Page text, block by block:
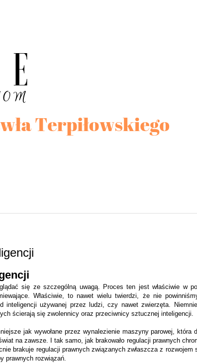
się ze szczególną uwagą. Proces ten jest właściwie w
Właściwie, to nawet wielu twierdzi, że nie
inteligencji używanej przez ludzi, czy nawet zwierzęta.
ścierają się zwolennicy oraz przeciwnicy sztucznej inteligencji.
jak wywołane przez wynalezienie maszyny parowej, która
na zawsze. I tak samo, jak brakowało regulacji prawnych
brakuje regulacji prawnych związanych zwłaszcza z
prawnych rozwiązań.